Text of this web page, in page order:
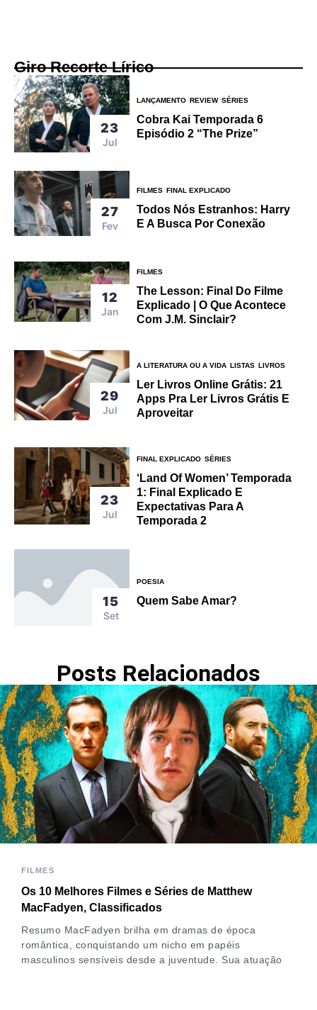
Giro Recorte Lírico
23
Jul
LANÇAMENTO REVIEW SÉRIES
Cobra Kai Temporada 6
Episódio 2 “The Prize”
27
Fev
FILMES FINAL EXPLICADO
Todos Nós Estranhos: Harry
E A Busca Por Conexão
12
Jan
FILMES
The Lesson: Final Do Filme
Explicado | O Que Acontece
Com J.M. Sinclair?
29
Jul
A LITERATURA OU A VIDA LISTAS LIVROS
Ler Livros Online Grátis: 21
Apps Pra Ler Livros Grátis E
Aproveitar
23
Jul
FINAL EXPLICADO SÉRIES
‘Land Of Women’ Temporada
1: Final Explicado E
Expectativas Para A
Temporada 2
15
Set
POESIA
Quem Sabe Amar?
Posts Relacionados
FILMES
Os 10 Melhores Filmes e Séries de Matthew
MacFadyen, Classificados
Resumo MacFadyen brilha em dramas de época
romântica, conquistando um nicho em papéis
masculinos sensíveis desde a juventude. Sua atuação